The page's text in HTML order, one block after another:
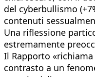
del cyberbullismo
contenuti
Una riflessione
estremamente
Il Rapporto
contrasto a un